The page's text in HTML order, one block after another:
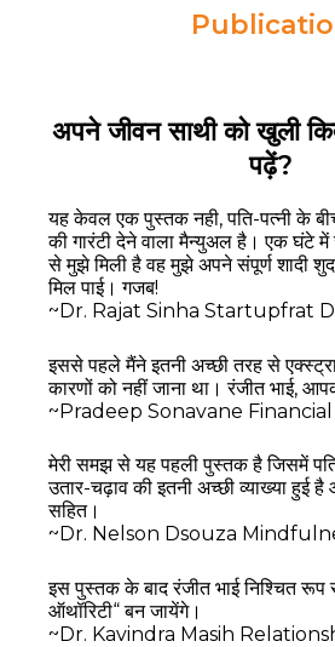
अपने जीवन साथी को खुली
पढ़ें?
यह केवल एक पुस्तक नही, पति-पत्नी के
की गारंटी देने वाला मैन्युअल है। एक घंटे
से मुझे मिली है वह मुझे अपने संपूर्ण शादी
मिल पाई। गजब!
~Dr. Rajat Sinha Startupfrat
इससे पहले मैंने इतनी अच्छी तरह से
कारणों को नहीं जाना था। रंजीत भाई,
~Pradeep Sonavane
मेरी समझ से यह पहली पुस्तक है जिसमें
उतार-चढ़ाव की इतनी अच्छी व्याख्या हुई है
सहित।
~Dr. Nelson Dsouza
इस पुस्तक के बाद रंजीत भाई निश्चित
ऑथॉरिटी“ बन जायेंगे।
~Dr. Kavindra Masih